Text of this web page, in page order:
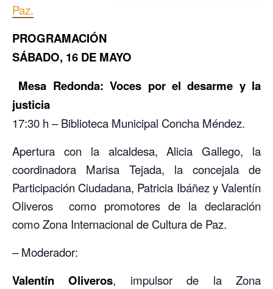
Paz.
PROGRAMACIÓN
SÁBADO, 16 DE MAYO
Mesa Redonda: Voces por el desarme y la
justicia
17:30 h – Biblioteca Municipal Concha Méndez.
Apertura con la alcaldesa, Alicia Gallego, la
coordinadora Marisa Tejada, la concejala de
Participación Ciudadana, Patricia Ibáñez y Valentín
Oliveros como promotores de la declaración
como Zona Internacional de Cultura de Paz.
– Moderador:
Valentín Oliveros, impulsor de la Zona